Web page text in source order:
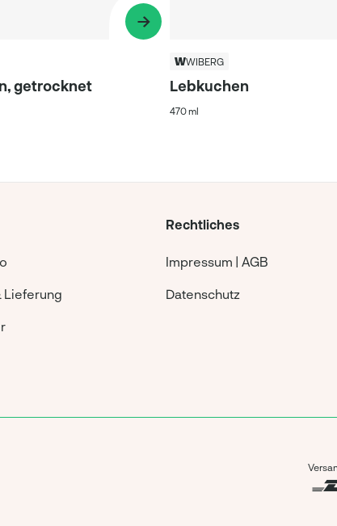
getrocknet
WIBERG
Lebkuchen
470 ml
Lieferung
Rechtliches
Impressum | AGB
Datenschutz